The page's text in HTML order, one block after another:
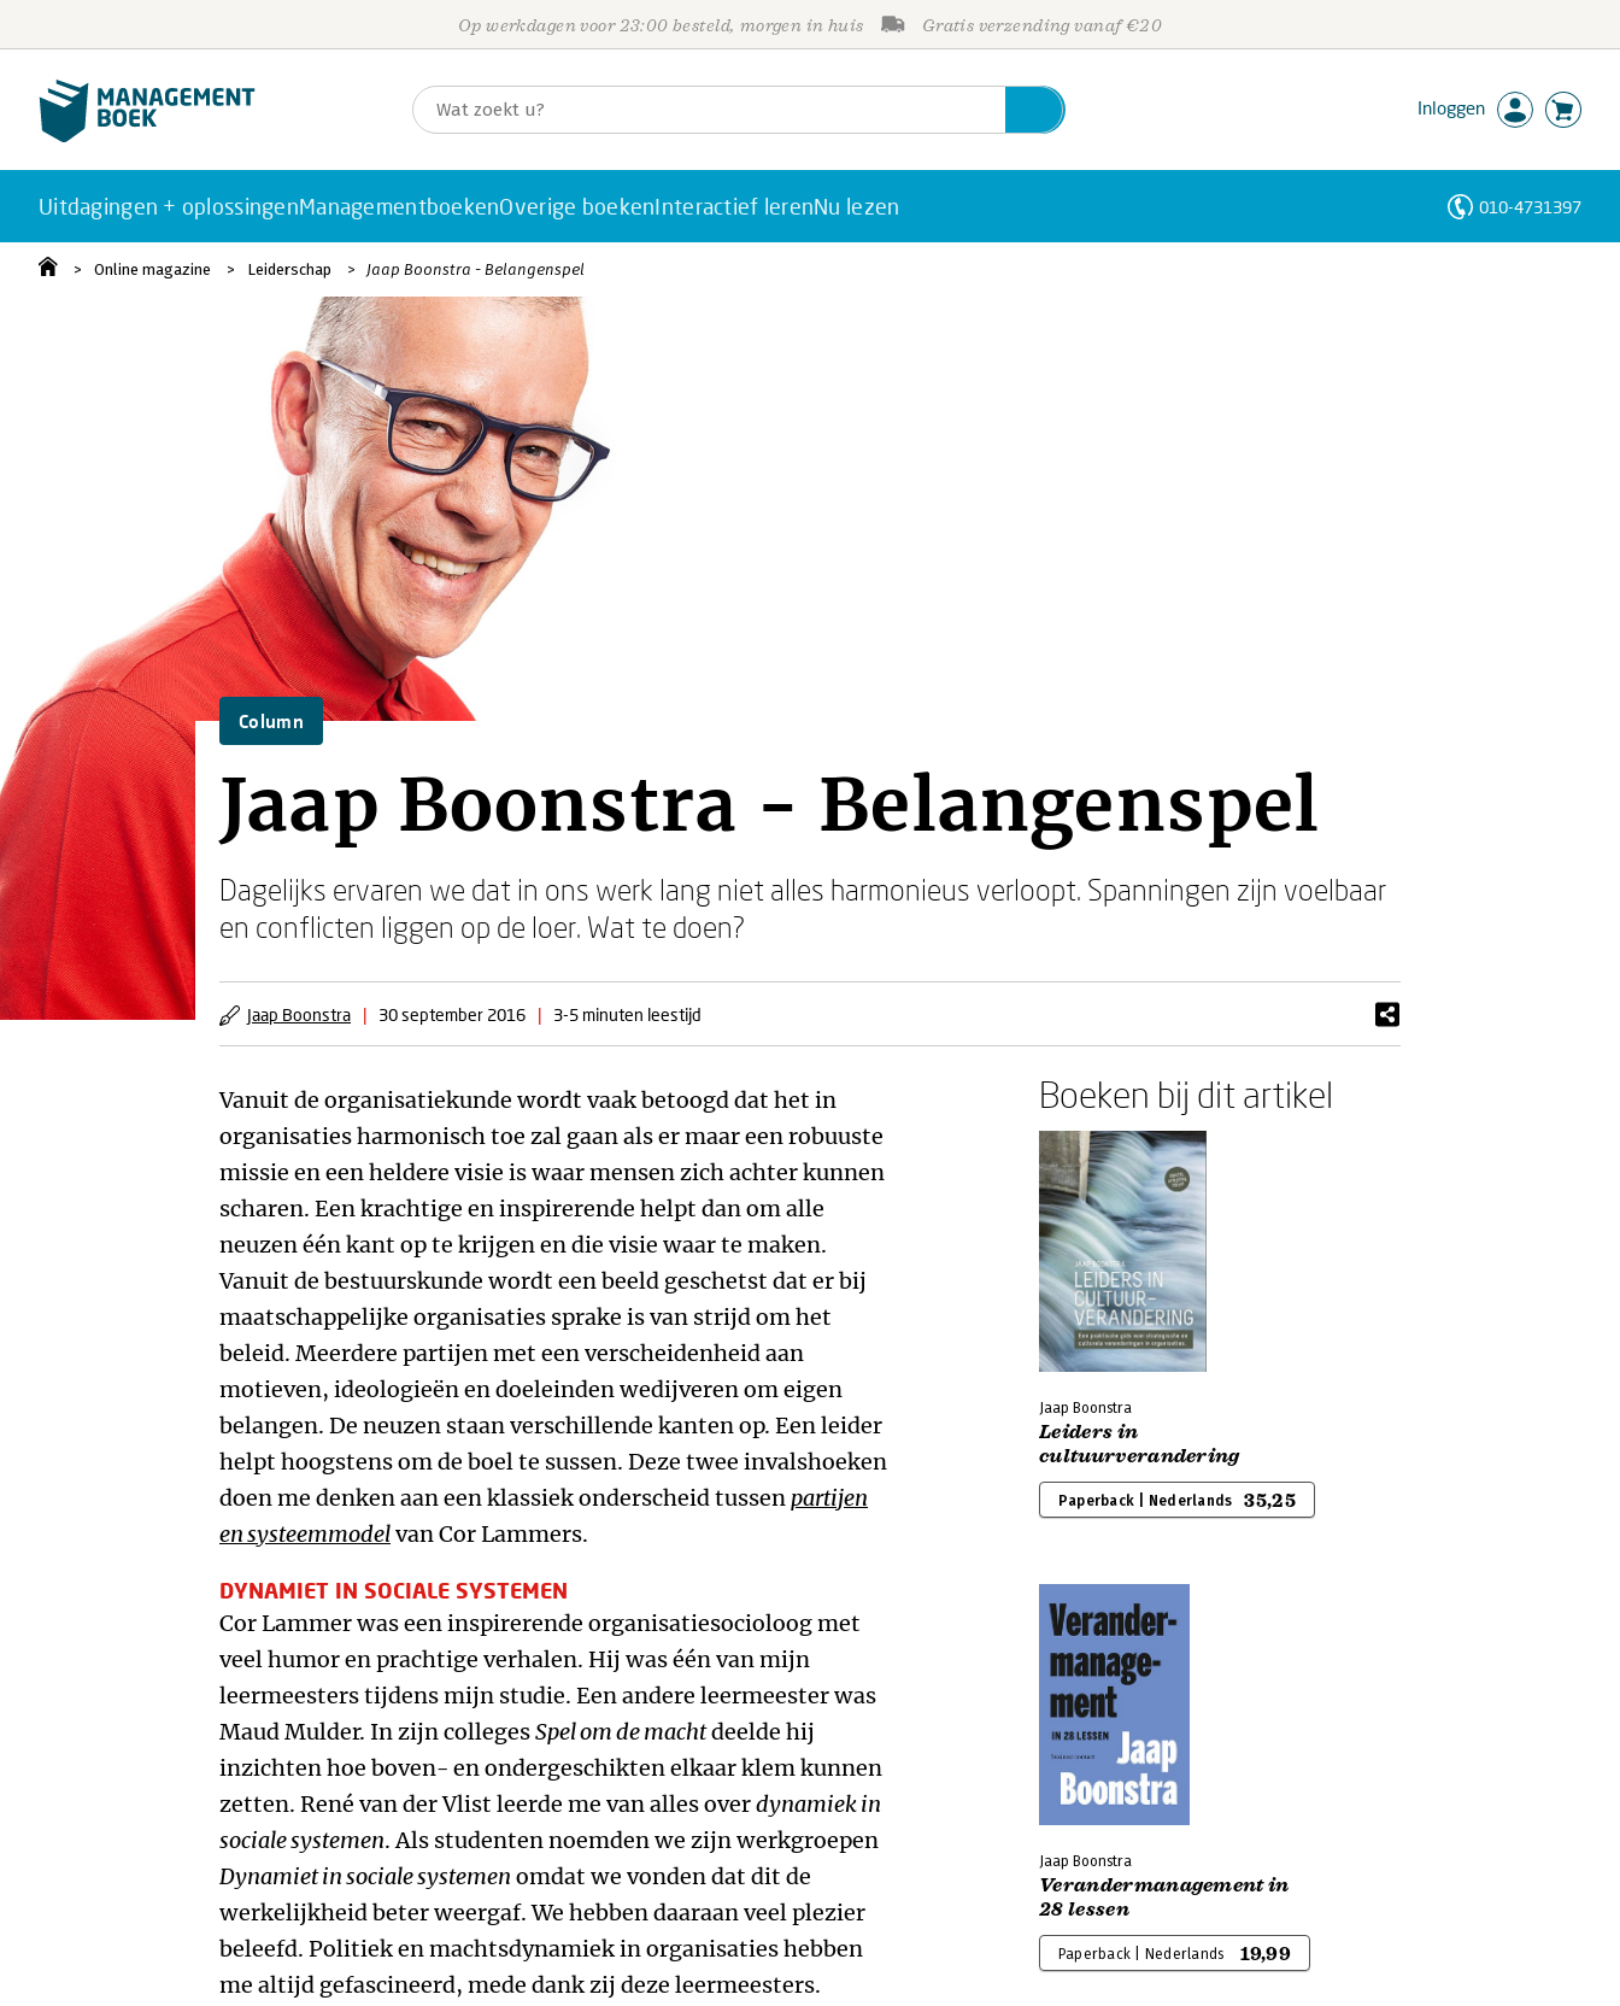
Op werkdagen voor 23:00 besteld, morgen in huis Gratis verzending vanaf €20
Inloggen
Uitdagingen + oplossingenManagementboekenOverige boekenInteractief lerenNu lezen 010-4731397
Online magazine Leiderschap Jaap Boonstra - Belangenspel
Column
Jaap Boonstra - Belangenspel
Dagelijks ervaren we dat in ons werk lang niet alles harmonieus verloopt. Spanningen zijn voelbaar
en conflicten liggen op de loer. Wat te doen?
Jaap Boonstra | 30 september 2016 | 3-5 minuten leestijd
Vanuit de organisatiekunde wordt vaak betoogd dat het in
organisaties harmonisch toe zal gaan als er maar een robuuste
missie en een heldere visie is waar mensen zich achter kunnen
scharen. Een krachtige en inspirerende helpt dan om alle
neuzen één kant op te krijgen en die visie waar te maken.
Vanuit de bestuurskunde wordt een beeld geschetst dat er bij
maatschappelijke organisaties sprake is van strijd om het
beleid. Meerdere partijen met een verscheidenheid aan
motieven, ideologieën en doeleinden wedijveren om eigen
belangen. De neuzen staan verschillende kanten op. Een leider
helpt hoogstens om de boel te sussen. Deze twee invalshoeken
doen me denken aan een klassiek onderscheid tussenpartijen
en systeemmodelvan Cor Lammers.
DYNAMIET IN SOCIALE SYSTEMEN
Cor Lammer was een inspirerende organisatiesocioloog met
veel humor en prachtige verhalen. Hij was één van mijn
leermeesters tijdens mijn studie. Een andere leermeester was
Maud Mulder. In zijn collegesSpel om de machtdeelde hij
inzichten hoe boven- en ondergeschikten elkaar klem kunnen
zetten. René van der Vlist leerde me van alles overdynamiek in
sociale systemen. Als studenten noemden we zijn werkgroepen
Dynamiet in sociale systemen omdat we vonden dat dit de
werkelijkheid beter weergaf. We hebben daaraan veel plezier
beleefd. Politiek en machtsdynamiek in organisaties hebben
me altijd gefascineerd, mede dank zij deze leermeesters.
Boeken bij dit artikel
Jaap Boonstra
Leiders in
cultuurverandering
Paperback | Nederlands 35,25
Jaap Boonstra
Verandermanagement in
28 lessen
Paperback | Nederlands 19,99
Personen